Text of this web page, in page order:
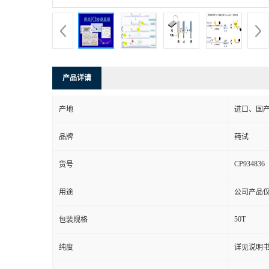
产品详请
产地 进口、国产
品牌 莼试
货号 CP934836
用途 公司产品
包装规格 50T
纯度 详见说明